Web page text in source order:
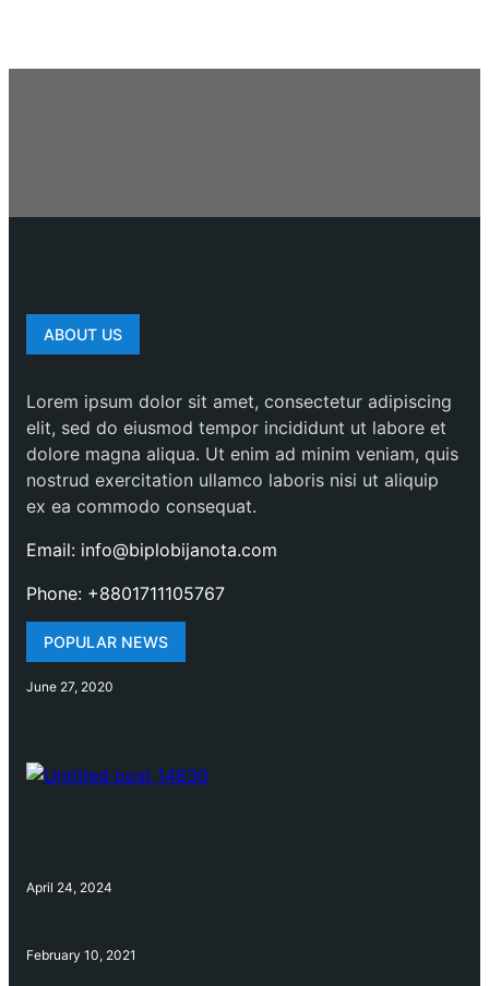
ABOUT US
Lorem ipsum dolor sit amet, consectetur adipiscing
elit, sed do eiusmod tempor incididunt ut labore et
dolore magna aliqua. Ut enim ad minim veniam, quis
nostrud exercitation ullamco laboris nisi ut aliquip
ex ea commodo consequat.
Email: info@biplobijanota.com
Phone: +8801711105767
POPULAR NEWS
June 27, 2020
April 24, 2024
February 10, 2021